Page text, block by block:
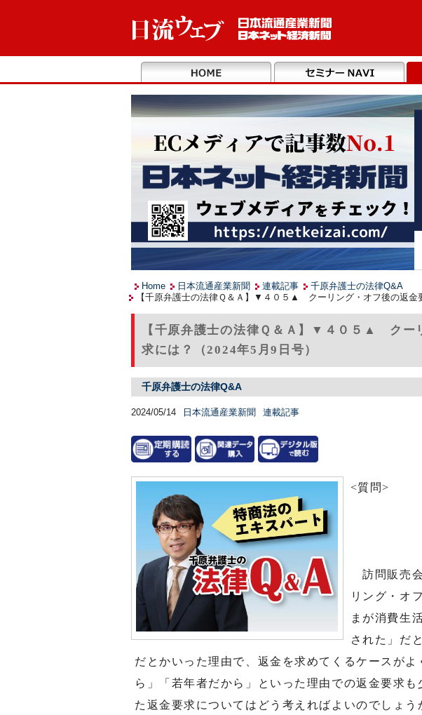
Home 日本流通産業新聞 連載記事
千原弁護士の法律Q&A
【千原弁護士の法律Ｑ＆Ａ】▼４０５▲ クーリング・オフ後の返金
【千原弁護士の法律Ｑ＆Ａ】▼４０５▲ クー
求には？（2024年5月9日号）
千原弁護士の法律Q&A
2024/05/14 日本流通産業新聞 連載記事
<質問>
訪問販売
リング・オ
まが消費生
された」だ
だとかいった理由で、返金を求めてくるケースが
ら」「若年者だから」といった理由での返金要求も
た返金要求についてはどう考えればよいのでしょ